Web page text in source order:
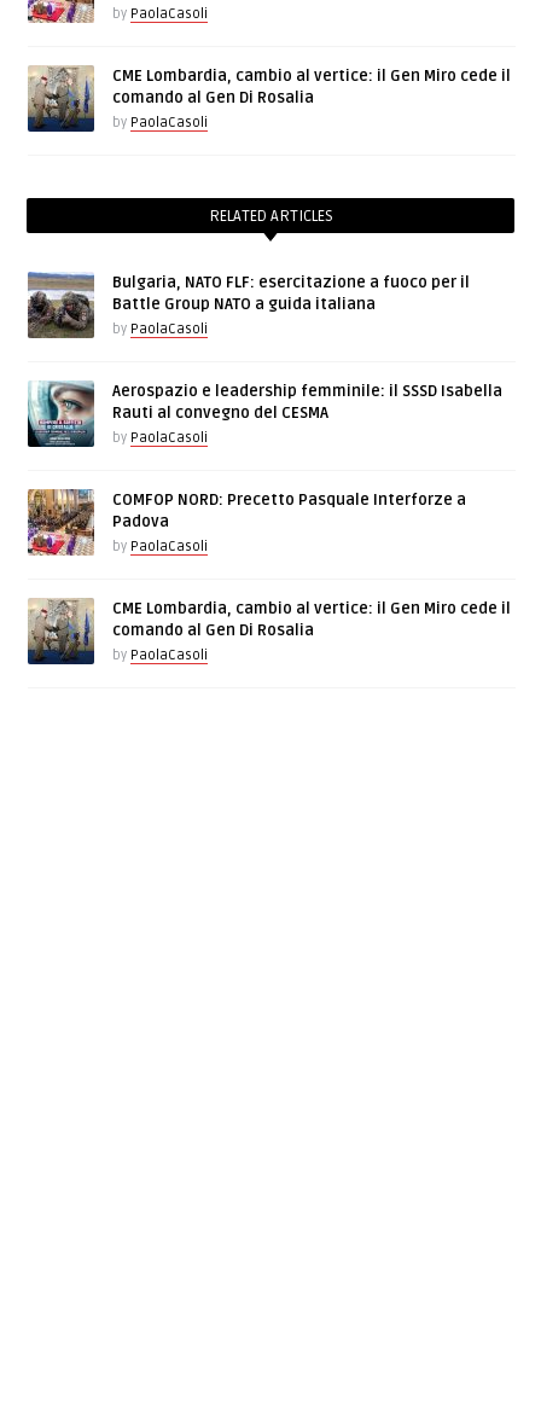
by PaolaCasoli
CME Lombardia, cambio al vertice: il Gen Miro cede il
comando al Gen Di Rosalia
by PaolaCasoli
RELATED ARTICLES
Bulgaria, NATO FLF: esercitazione a fuoco per il
Battle Group NATO a guida italiana
by PaolaCasoli
Aerospazio e leadership femminile: il SSSD Isabella
Rauti al convegno del CESMA
by PaolaCasoli
COMFOP NORD: Precetto Pasquale Interforze a
Padova
by PaolaCasoli
CME Lombardia, cambio al vertice: il Gen Miro cede il
comando al Gen Di Rosalia
by PaolaCasoli